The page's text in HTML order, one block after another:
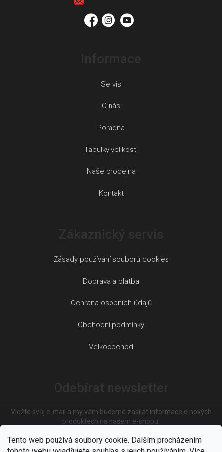
Tento web používá soubory cookie. Dalším procházením
Servis
O nás
Poradna
Tabulky velikostí
Naše prodejna
Kontakt
Zásady používání souborů cookies
Doprava a platba
Ochrana osobních údajů
Obchodní podmínky
Velkoobchod
Vložte svůj e-mail a my vám budeme zasílat informace o nových
produktech na našem e-shopu.